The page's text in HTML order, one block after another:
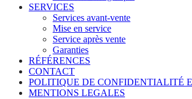
SERVICES
Services avant-vente
Mise en service
Service après vente
Garanties
RÉFÉRENCES
CONTACT
POLITIQUE DE CONFIDENTIALITÉ
MENTIONS LEGALES